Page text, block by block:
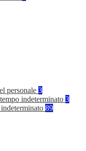
personale 3
indeterminato 3
89